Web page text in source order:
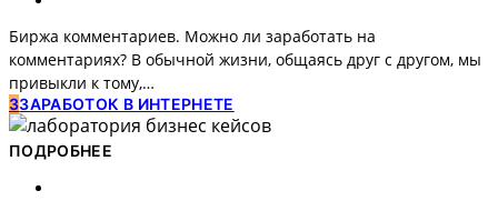
Биржа комментариев. Можно ли заработать на
комментариях? В обычной жизни, общаясь друг с другом, мы
привыкли к тому,…
ЗЗАРАБОТОК В ИНТЕРНЕТЕ
ПОДРОБНЕЕ